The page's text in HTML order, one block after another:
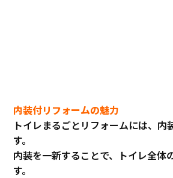
内装付リフォームの魅力
トイレまるごとリフォームには、内
す。
内装を一新することで、トイレ全体
す。